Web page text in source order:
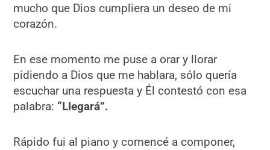
mucho que Dios cumpliera un deseo de mi
corazón.
En ese momento me puse a orar y llorar
pidiendo a Dios que me hablara, sólo quería
escuchar una respuesta y Él contestó con esa
palabra: “Llegará”.
Rápido fui al piano y comencé a componer,